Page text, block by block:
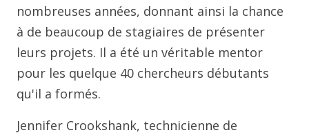
nombreuses années, donnant ainsi la chance
à de beaucoup de stagiaires de présenter
leurs projets. Il a été un véritable mentor
pour les quelque 40 chercheurs débutants
qu'il a formés.
Jennifer Crookshank, technicienne de